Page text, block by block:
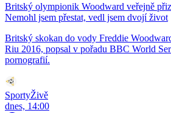
Britský olympionik Woodward veřejně
Nemohl jsem přestat, vedl jsem dvojí život
Britský skokan do vody Freddie
Riu 2016, popsal v pořadu BBC World
pornografií.
SportyŽivě
dnes, 14:00